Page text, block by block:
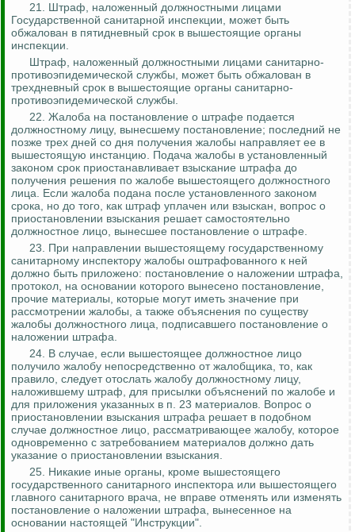
21. Штраф, наложенный должностными лицами
Государственной санитарной инспекции, может быть
обжалован в пятидневный срок в вышестоящие органы
инспекции.
Штраф, наложенный должностными лицами санитарно-
противоэпидемической службы, может быть обжалован в
трехдневный срок в вышестоящие органы санитарно-
противоэпидемической службы.
22. Жалоба на постановление о штрафе подается
должностному лицу, вынесшему постановление; последний не
позже трех дней со дня получения жалобы направляет ее в
вышестоящую инстанцию. Подача жалобы в установленный
законом срок приостанавливает взыскание штрафа до
получения решения по жалобе вышестоящего должностного
лица. Если жалоба подана после установленного законом
срока, но до того, как штраф уплачен или взыскан, вопрос о
приостановлении взыскания решает самостоятельно
должностное лицо, вынесшее постановление о штрафе.
23. При направлении вышестоящему государственному
санитарному инспектору жалобы оштрафованного к ней
должно быть приложено: постановление о наложении штрафа,
протокол, на основании которого вынесено постановление,
прочие материалы, которые могут иметь значение при
рассмотрении жалобы, а также объяснения по существу
жалобы должностного лица, подписавшего постановление о
наложении штрафа.
24. В случае, если вышестоящее должностное лицо
получило жалобу непосредственно от жалобщика, то, как
правило, следует отослать жалобу должностному лицу,
наложившему штраф, для присылки объяснений по жалобе и
для приложения указанных в п. 23 материалов. Вопрос о
приостановлении взыскания штрафа решает в подобном
случае должностное лицо, рассматривающее жалобу, которое
одновременно с затребованием материалов должно дать
указание о приостановлении взыскания.
25. Никакие иные органы, кроме вышестоящего
государственного санитарного инспектора или вышестоящего
главного санитарного врача, не вправе отменять или изменять
постановление о наложении штрафа, вынесенное на
основании настоящей "Инструкции".